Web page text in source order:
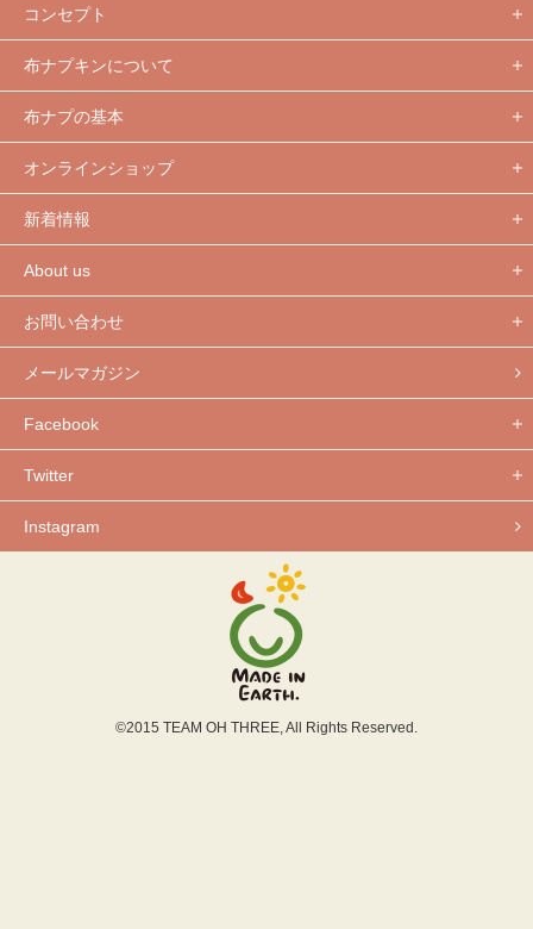
コンセプト
布ナプキンについて
布ナプの基本
オンラインショップ
新着情報
About us
お問い合わせ
メールマガジン
Facebook
Twitter
Instagram
©2015 TEAM OH THREE, All Rights Reserved.